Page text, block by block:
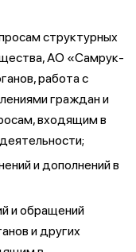
структурных
АО «Самрук-
работа с
граждан и
входящим в
и дополнений в
и обращений
и других